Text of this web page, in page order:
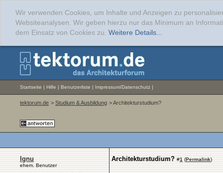
Wir verwenden Cookies, um Inhalte und Anzeigen zu
Websiteanalysen. Wir geben hierzu nur das Minimum an
dem Einsatz von Cookies zu. Weitere Details...
Startseite | Hilfe | Benutzerliste | Impressum/Datenschutz |
tektorum.de > Studium & Ausbildung > Architekturstudium?
lgnu
ehem. Benutzer
Architekturstudium? #1 (Permalink)